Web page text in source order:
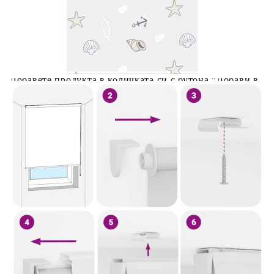
Предоставената таблица е с информационна цел.
Добавете продукта в количката си с бутона "Добави в
количката" и при поръчка ще можете да изберете броя
вноски на кредита.
Предоставената таблица е с информационна цел.
Добавете продукта в количката си с бутона "Добави в
количката" и при поръчка ще можете да изберете броя
вноски на кредита.
Когато плащате с NewPay, всъщност NewPay плаща
поръчката Ви вместо Вас. Вие я получавате и
разполагате с три начина да я платите към тях:
Отложено до 30 дни от момента на изпращане на
поръчката без оскъпяване. За покупки на стойност до
400 лв. / €204,52
Плащане на 4 вноски. Заплащате 20% от стойността на
поръчката си на момента с карта. Останалата сума се
разделя на 3 равни месечни вноски без оскъпяване. За
покупки на стойност до 1000 лв. / €511.31
Плащане на 6 вноски. Стойността на поръчката се
разпределя в 6 равни месечни вноски с оскъпяване. За
покупки на стойност до 2000 лв. / €1022.61